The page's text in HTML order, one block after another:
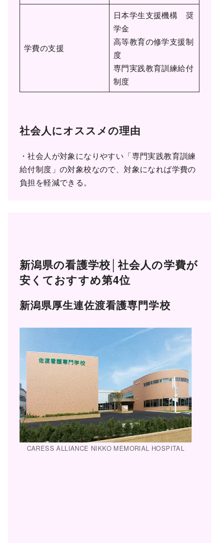
学費の支援
日本学生支援機構 奨
学金
高等教育の修学支援制
度
専門実践教育訓練給付
制度
社会人にオススメの理由
・社会人が対象になりやすい「専門実践教育訓練
給付制度」の対象校なので、対象になれば学費の
負担を軽減できる。
新潟県の看護学校│社会人の学費が
安くておすすめ第4位
新潟県厚生連佐渡看護専門学校
CARESS ALLIANCE NIKKO MEMORIAL HOSPITAL